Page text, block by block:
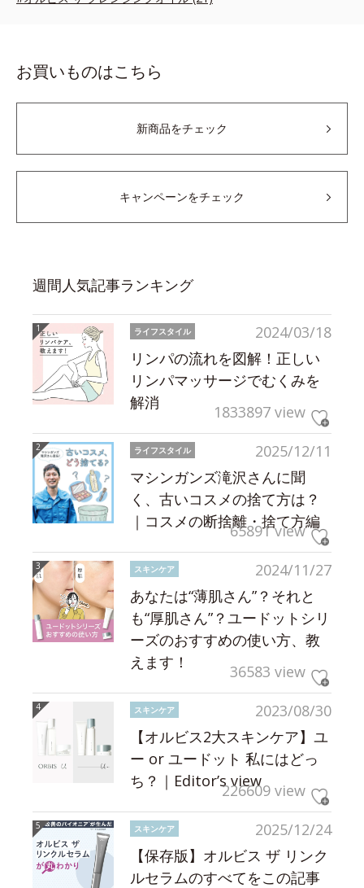
お買いものはこちら
新商品をチェック
キャンペーンをチェック
週間人気記事ランキング
2024/03/18
ライフスタイル
リンパの流れを図解！正しい
リンパマッサージでむくみを
解消
1833897 view
2025/12/11
ライフスタイル
マシンガンズ滝沢さんに聞
く、古いコスメの捨て方は？
｜コスメの断捨離・捨て方編
65891 view
2024/11/27
スキンケア
あなたは“薄肌さん”？それと
も“厚肌さん”？ユードットシリ
ーズのおすすめの使い方、教
えます！
36583 view
2023/08/30
スキンケア
【オルビス2大スキンケア】ユ
ー or ユードット 私にはどっ
ち？｜Editor’s view226609 view
2025/12/24
スキンケア
【保存版】オルビス ザ リンク
ルセラムのすべてをこの記事